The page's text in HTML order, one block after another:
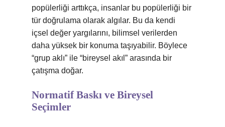
popülerliği arttıkça, insanlar bu popülerliği bir
tür doğrulama olarak algılar. Bu da kendi
içsel değer yargılarını, bilimsel verilerden
daha yüksek bir konuma taşıyabilir. Böylece
“grup aklı” ile “bireysel akıl” arasında bir
çatışma doğar.
Normatif Baskı ve Bireysel
Seçimler